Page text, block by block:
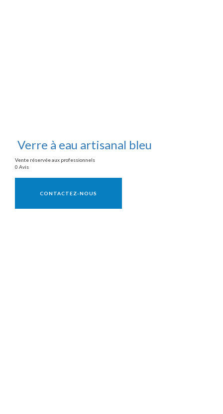
Verre à eau artisanal bleu
Vente réservée aux professionnels
0 Avis
CONTACTEZ-NOUS